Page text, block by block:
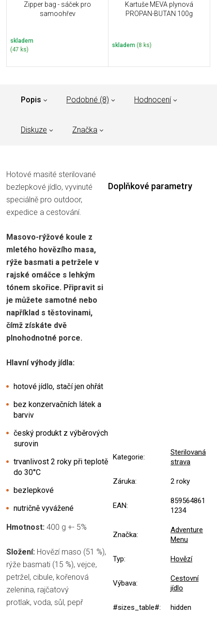
Zipper bag - sáček pro
samoohřev
skladem
(47 ks)
Kartuše MEVA plynová
PROPAN-BUTAN 100g
skladem (8 ks)
Popis Podobné (8) Hodnocení
Diskuze Značka
Hotové masité sterilované
bezlepkové jídlo, vyvinuté
speciálně pro outdoor,
expedice a cestování.
Masovo-rýžové koule z
mletého hovězího masa,
rýže basmati a petržele v
rajské omáčce s lehkým
tónem skořice. Připravit si
je můžete samotné nebo
například s těstovinami,
čímž získáte dvě
plnohodnotné porce.
Hlavní výhody jídla:
hotové jídlo, stačí jen ohřát
bez konzervačních látek a
barviv
český produkt z výběrových
surovin
trvanlivost 2 roky při teplotě
do 30°C
bezlepkové
nutričně vyvážené
Hmotnost: 400 g +- 5%
Složení: Hovězí maso (51 %),
rýže basmati (15 %), vejce,
petržel, cibule, kořenová
zelenina, rajčatový
protlak, voda, sůl, pepř
Doplňkové parametry
Kategorie:
Sterilovaná
strava
Záruka: 2 roky
EAN:
859564861
1234
Značka:
Adventure
Menu
Typ: Hovězí
Výbava:
Cestovní
jídlo
#sizes_table#: hidden